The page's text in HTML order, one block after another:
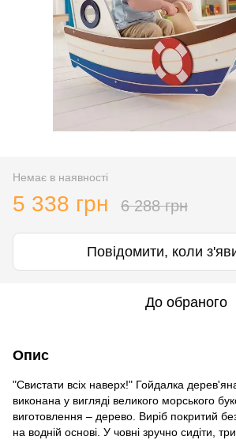
Немає в наявності
5 338 грн 6 288 грн
Повідомити, коли
До обраного
Опис
"Свистати всіх наверх!" Гойдалка
виконана у вигляді великого морського
виготовлення – дерево. Виріб покритий
на водній основі. У човні зручно сидіти,